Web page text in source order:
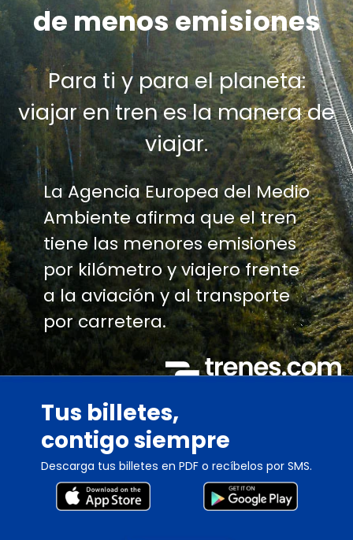
de menos emisiones
Para ti y para el planeta:
viajar en tren es la manera de
viajar.
La Agencia Europea del Medio
Ambiente afirma que el tren
tiene las menores emisiones
por kilómetro y viajero frente
a la aviación y al transporte
por carretera.
Tus billetes,
contigo siempre
Descarga tus billetes en PDF o recíbelos por SMS.